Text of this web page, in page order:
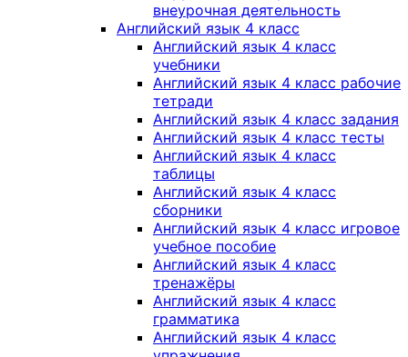
внеурочная деятельность
Английский язык 4 класс
Английский язык 4 класс
учебники
Английский язык 4 класс рабочие
тетради
Английский язык 4 класс задания
Английский язык 4 класс тесты
Английский язык 4 класс
таблицы
Английский язык 4 класс
сборники
Английский язык 4 класс игровое
учебное пособие
Английский язык 4 класс
тренажёры
Английский язык 4 класс
грамматика
Английский язык 4 класс